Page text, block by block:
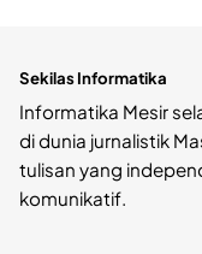
Sekilas Informatika
Informatika Mesir
di dunia jurnalistik
tulisan yang
komunikatif.